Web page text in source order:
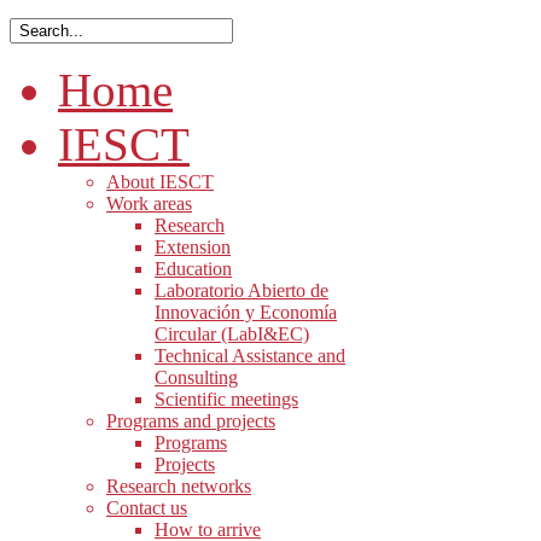
Home
IESCT
About IESCT
Work areas
Research
Extension
Education
Laboratorio Abierto de
Innovación y Economía
Circular (LabI&EC)
Technical Assistance and
Consulting
Scientific meetings
Programs and projects
Programs
Projects
Research networks
Contact us
How to arrive